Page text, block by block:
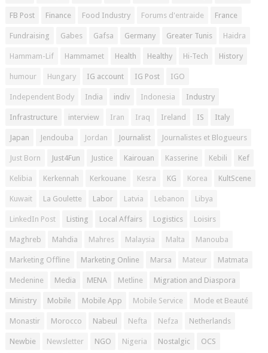
FB Post Finance Food Industry Forums d'entraide France
Fundraising Gabes Gafsa Germany Greater Tunis Haidra
Hammam-Lif Hammamet Health Healthy Hi-Tech History
humour Hungary IG account IG Post IGO
Independent Body India indiv Indonesia Industry
Infrastructure interview Iran Iraq Ireland IS Italy
Japan Jendouba Jordan Journalist Journalistes et Blogueurs
Just Born Just4Fun Justice Kairouan Kasserine Kebili Kef
Kelibia Kerkennah Kerkouane Kesra KG Korea KultScene
Kuwait La Goulette Labor Latvia Lebanon Libya
LinkedIn Post Listing Local Affairs Logistics Loisirs
Maghreb Mahdia Mahres Malaysia Malta Manouba
Marketing Offline Marketing Online Marsa Mateur Matmata
Medenine Media MENA Metline Migration and Diaspora
Ministry Mobile Mobile App Mobile Service Mode et Beauté
Monastir Morocco Nabeul Nefta Nefza Netherlands
Newbie Newsletter NGO Nigeria Nostalgic OCS